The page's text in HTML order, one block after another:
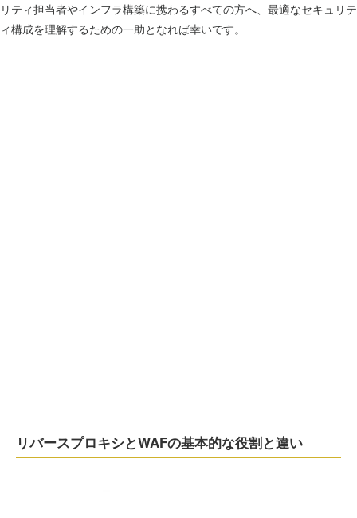
リティ担当者やインフラ構築に携わるすべての方へ、最適なセキュリテ
ィ構成を理解するための一助となれば幸いです。
リバースプロキシとWAFの基本的な役割と違い